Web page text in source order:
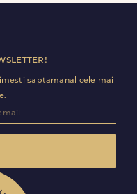
saptamanal cele mai